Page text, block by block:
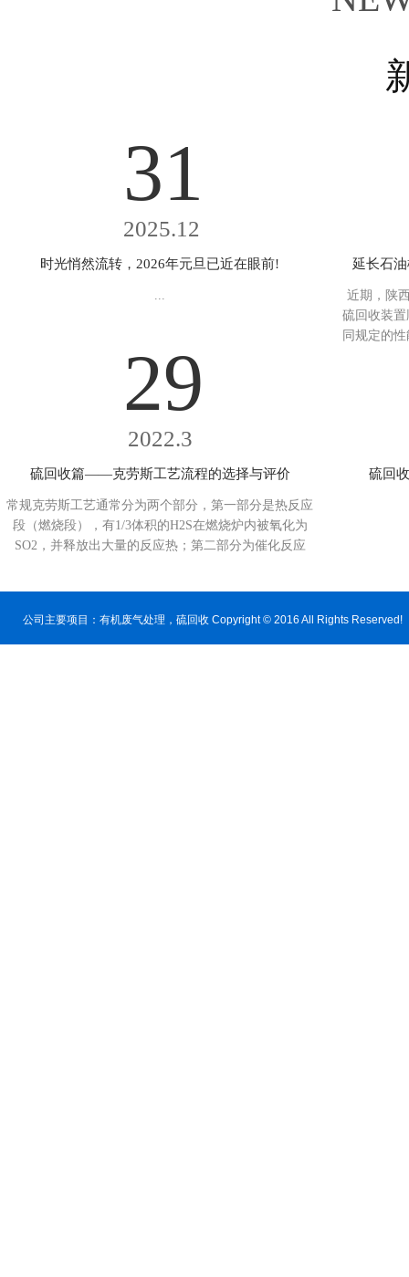
31
2025.12
时光悄然流转，2026年元旦已近在眼前!
...
延长石
近期，陕
硫回收装
同规定的
29
2022.3
硫回收篇——克劳斯工艺流程的选择与评价
常规克劳斯工艺通常分为两个部分，第一部分是热反应
段（燃烧段），有1/3体积的H2S在燃烧炉内被氧化为
SO2，并释放出大量的反应热；第二部分为催化反应
硫回
公司主要项目： 有机废气处理 ，硫回收 Copyright © 2016 All Rights